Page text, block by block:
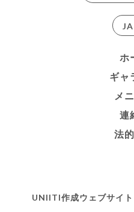
JA
ホ
ギャ
メ
連
法
UNIITI作成ウェブサイト